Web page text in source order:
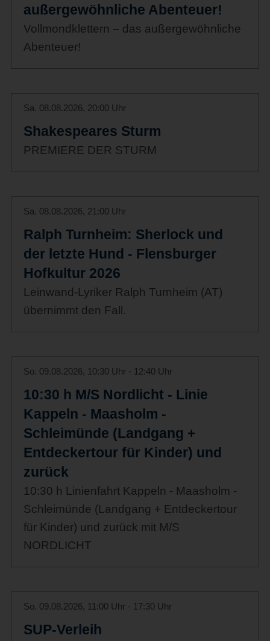
außergewöhnliche Abenteuer!
Vollmondklettern – das außergewöhnliche
Abenteuer!
Sa. 08.08.2026, 20:00 Uhr
Shakespeares Sturm
PREMIERE DER STURM
Sa. 08.08.2026, 21:00 Uhr
Ralph Turnheim: Sherlock und
der letzte Hund - Flensburger
Hofkultur 2026
Leinwand-Lyriker Ralph Turnheim (AT)
übernimmt den Fall.
So. 09.08.2026, 10:30 Uhr - 12:40 Uhr
10:30 h M/S Nordlicht - Linie
Kappeln - Maasholm -
Schleimünde (Landgang +
Entdeckertour für Kinder) und
zurück
10:30 h Linienfahrt Kappeln - Maasholm -
Schleimünde (Landgang + Entdeckertour
für Kinder) und zurück mit M/S
NORDLICHT
So. 09.08.2026, 11:00 Uhr - 17:30 Uhr
SUP-Verleih